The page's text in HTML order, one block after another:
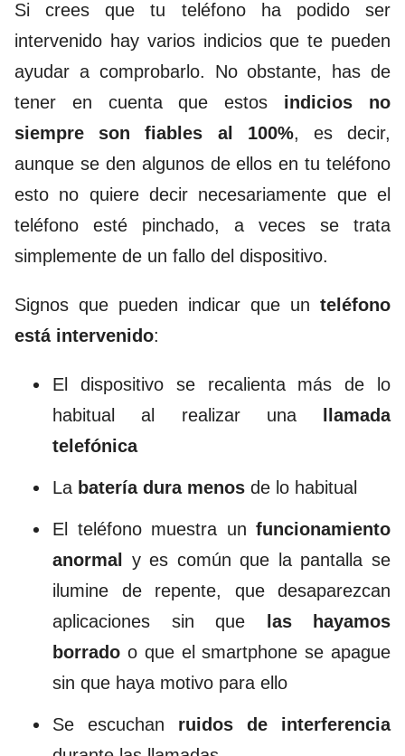
Si crees que tu teléfono ha podido ser
intervenido hay varios indicios que te pueden
ayudar a comprobarlo. No obstante, has de
tener en cuenta que estos indicios no
siempre son fiables al 100%, es decir,
aunque se den algunos de ellos en tu teléfono
esto no quiere decir necesariamente que el
teléfono esté pinchado, a veces se trata
simplemente de un fallo del dispositivo.
Signos que pueden indicar que un teléfono
está intervenido:
El dispositivo se recalienta más de lo
habitual al realizar unallamada
telefónica
La batería dura menos de lo habitual
El teléfono muestra un funcionamiento
anormal
y es común que la pantalla se
ilumine de repente, que desaparezcan
aplicaciones sin que
las hayamos
borrado o que el smartphone se apague
sin que haya motivo para ello
Se escuchan ruidos de interferencia